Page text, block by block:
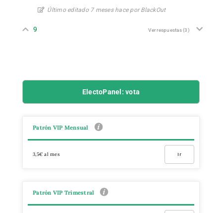
Último editado 7 meses hace por BlackOut
9 Ver respuestas(3)
ElectoPanel: vota
Patrón VIP Mensual
3,5€ al mes Ir
Patrón VIP Trimestral